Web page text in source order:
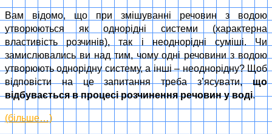
Вам відомо, що при змішуванні речовин з водою
утворюються як однорідні системи (характерна
властивість розчинів), так і неоднорідні суміші. Чи
замислювались ви над тим, чому одні речовини з водою
утворюють однорідну систему, а інші – неоднорідну? Щоб
відповісти на це запитання треба з’ясувати,що
відбувається в процесі розчинення речовин у воді.
(більше…)